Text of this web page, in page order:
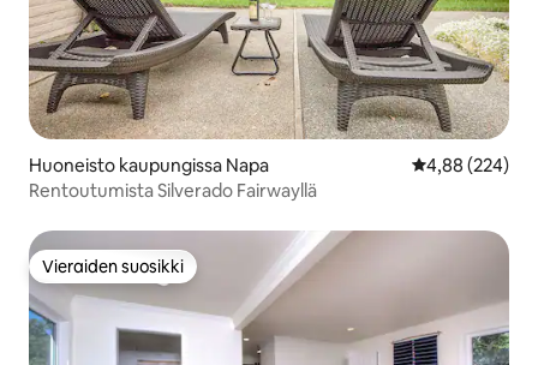
Huoneisto kaupungissa Napa
4,88 (224)
Rentoutumista Silverado Fairwayllä
Vieraiden suosikki
Vieraiden suosikki